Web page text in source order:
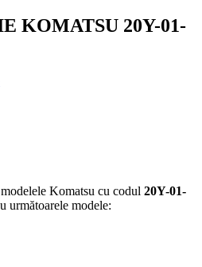
KOMATSU 20Y-01-
Komatsu cu codul 20Y-01-
următoarele modele: